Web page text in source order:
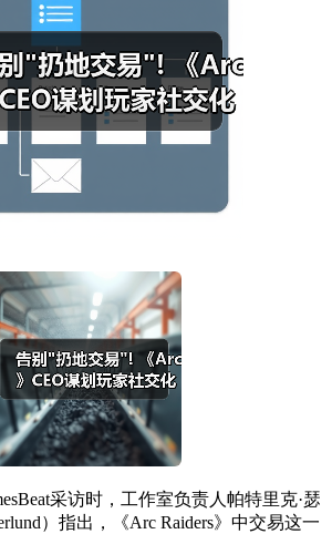
采访时，工作室负责人帕特里克·瑟
）指出，《Arc Raiders》中交易这一